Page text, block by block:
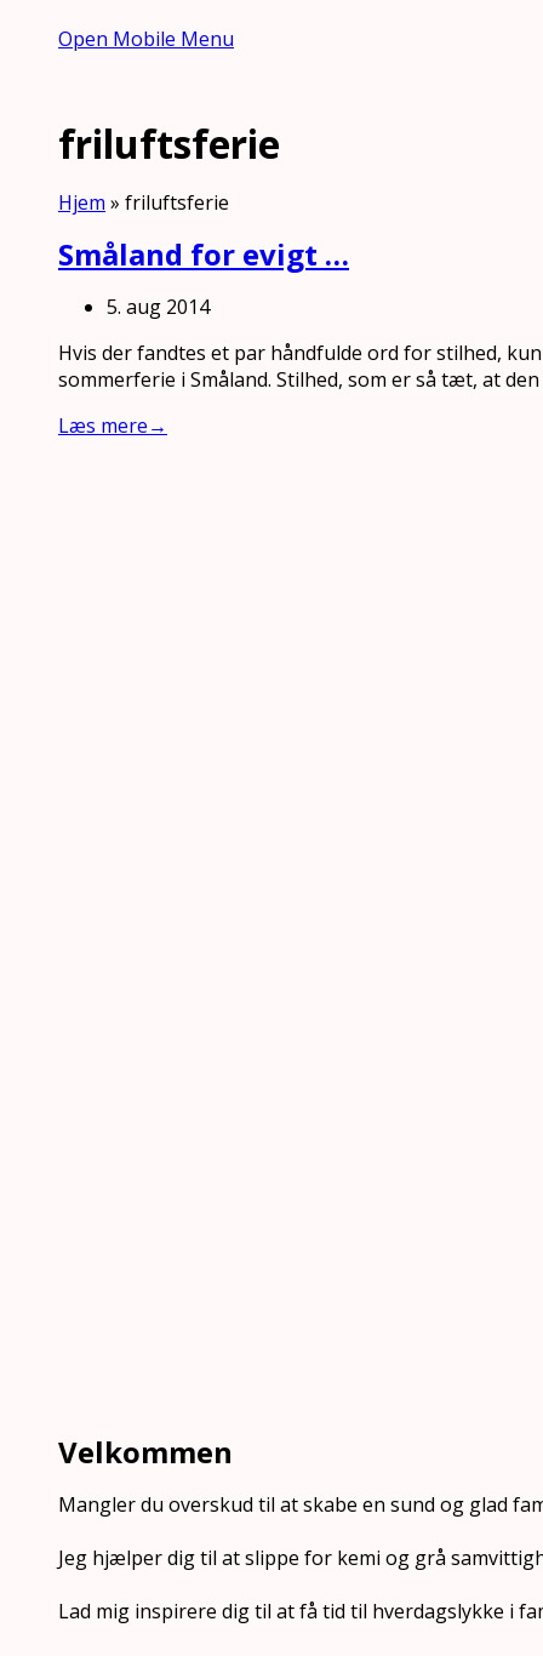
Open Mobile Menu
friluftsferie
Hjem » friluftsferie
Småland for evigt …
5. aug 2014
Hvis der fandtes et par håndfulde ord for stilhed,
sommerferie i Småland. Stilhed, som er så tæt, at
Læs mere→
Velkommen
Mangler du overskud til at skabe en sund og glad
Jeg hjælper dig til at slippe for kemi og grå
Lad mig inspirere dig til at få tid til hverdagslykke i